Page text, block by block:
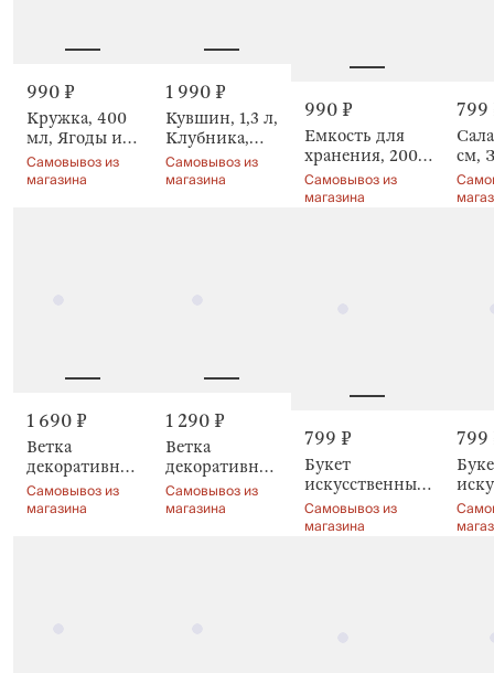
990 ₽
Кружка, 400
мл, Ягоды и
цветы, Berry
stripes
Самовывоз из
магазина
1 990 ₽
Кувшин, 1,3 л,
Клубника,
Camellia decor
Самовывоз из
магазина
990 ₽
Емкость для
хранения, 200
мл, с
кисточкой,
Самовывоз из
магазина
799
см,
1 690 ₽
Ветка
декоративная,
76 см,
Шелковица,
Самовывоз из
магазина
1 290 ₽
Ветка
декоративная,
65 см, Ягоды,
Fruit decor
Самовывоз из
магазина
799 ₽
Букет
искусственный,
30 см, Ежевика,
Fruit decor
Самовывоз из
магазина
799
30